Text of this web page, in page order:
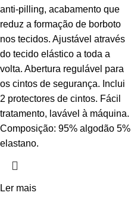
anti-pilling, acabamento que
reduz a formação de borboto
nos tecidos. Ajustável através
do tecido elástico a toda a
volta. Abertura regulável para
os cintos de segurança. Inclui
2 protectores de cintos. Fácil
tratamento, lavável à máquina.
Composição: 95% algodão 5%
elastano.
Ler mais